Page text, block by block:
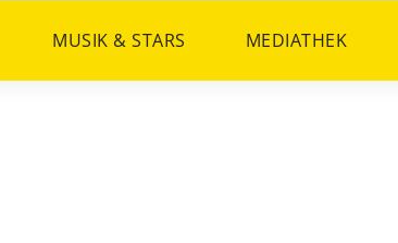
MUSIK & STARS MEDIATHEK